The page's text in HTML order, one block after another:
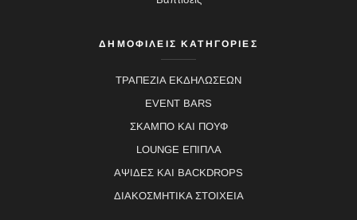
ΔΗΜΟΦΙΛΕΙΣ ΚΑΤΗΓΟΡΙΕΣ
ΤΡΑΠΕΖΙΑ ΕΚΔΗΛΩΣΕΩΝ
EVENT BARS
ΣΚΑΜΠΟ ΚΑΙ ΠΟΥΦ
LOUNGE ΕΠΙΠΛΑ
ΑΨΙΔΕΣ ΚΑΙ BACKDROPS
ΔΙΑΚΟΣΜΗΤΙΚΑ ΣΤΟΙΧΕΙΑ